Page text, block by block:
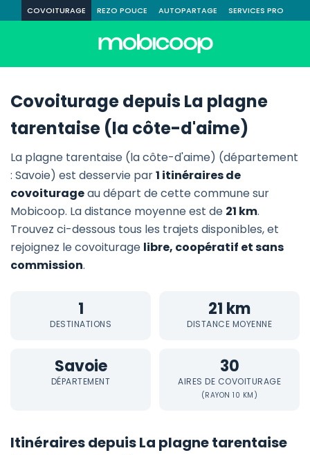
COVOITURAGE REZO POUCE AUTOPARTAGE SERVICES PRO
Covoiturage depuis La plagne
tarentaise (la côte-d'aime)
La plagne tarentaise (la côte-d'aime) (département
: Savoie) est desservie par1 itinéraires de
covoiturageau départ de cette commune sur
Mobicoop. La distance moyenne est de 21 km.
Trouvez ci-dessous tous les trajets disponibles, et
rejoignez le covoiturage libre, coopératif et sans
commission.
1
DESTINATIONS
21 km
DISTANCE MOYENNE
Savoie
DÉPARTEMENT
30
AIRES DE COVOITURAGE
(RAYON 10 KM)
Itinéraires depuis La plagne tarentaise